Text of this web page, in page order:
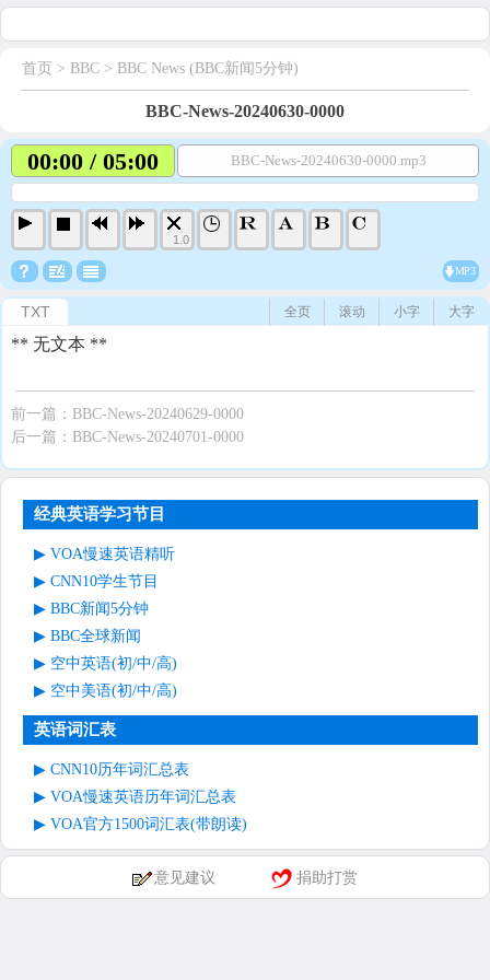
首页 > BBC > BBC News (BBC新闻5分钟)
BBC-News-20240630-0000
00:00 / 05:00 BBC-News-20240630-0000.mp3
1.0
MP3
TXT 大字
小字
滚动
全页
** 无文本 **
前一篇： BBC-News-20240629-0000
后一篇： BBC-News-20240701-0000
经典英语学习节目
VOA慢速英语精听
CNN10学生节目
BBC新闻5分钟
BBC全球新闻
空中英语(初/中/高)
空中美语(初/中/高)
英语词汇表
CNN10历年词汇总表
VOA慢速英语历年词汇总表
VOA官方1500词汇表(带朗读)
意见建议 捐助打赏